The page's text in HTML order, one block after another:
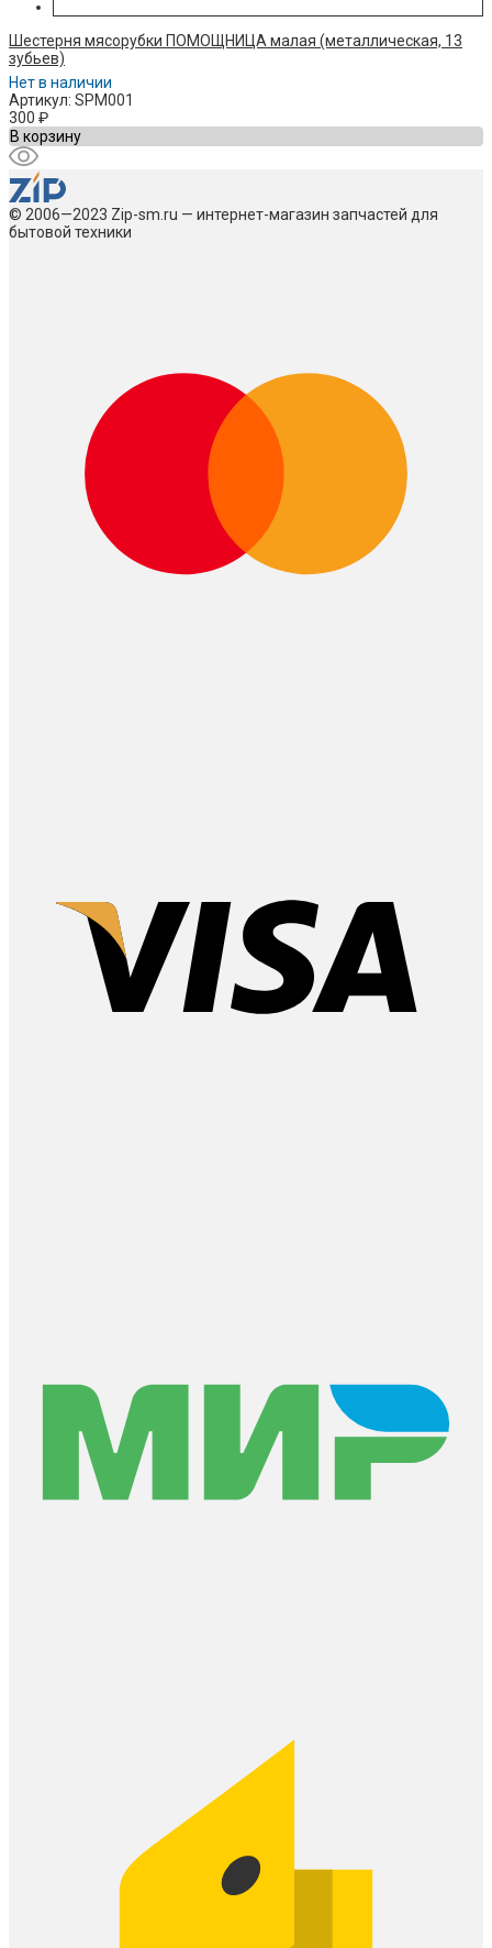
Шестерня мясорубки ПОМОЩНИЦА малая (металлическая, 13
зубьев)
Нет в наличии
Артикул: SPM001
300 ₽
В корзину
© 2006—2023 Zip-sm.ru — интернет-магазин запчастей для
бытовой техники